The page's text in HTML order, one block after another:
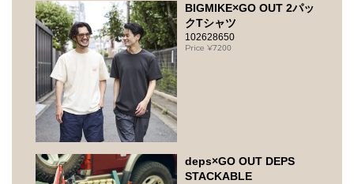
BIGMIKE×GO OUT 2パッ
クTシャツ
102628650
7200
deps×GO OUT DEPS
STACKABLE